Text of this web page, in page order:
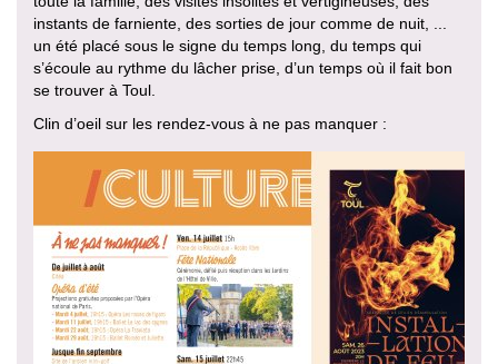
instants de farniente, des sorties de jour comme de nuit, ...
un été placé sous le signe du temps long, du temps qui
s’écoule au rythme du lâcher prise, d’un temps où il fait bon
se trouver à Toul.
Clin d’oeil sur les rendez-vous à ne pas manquer :